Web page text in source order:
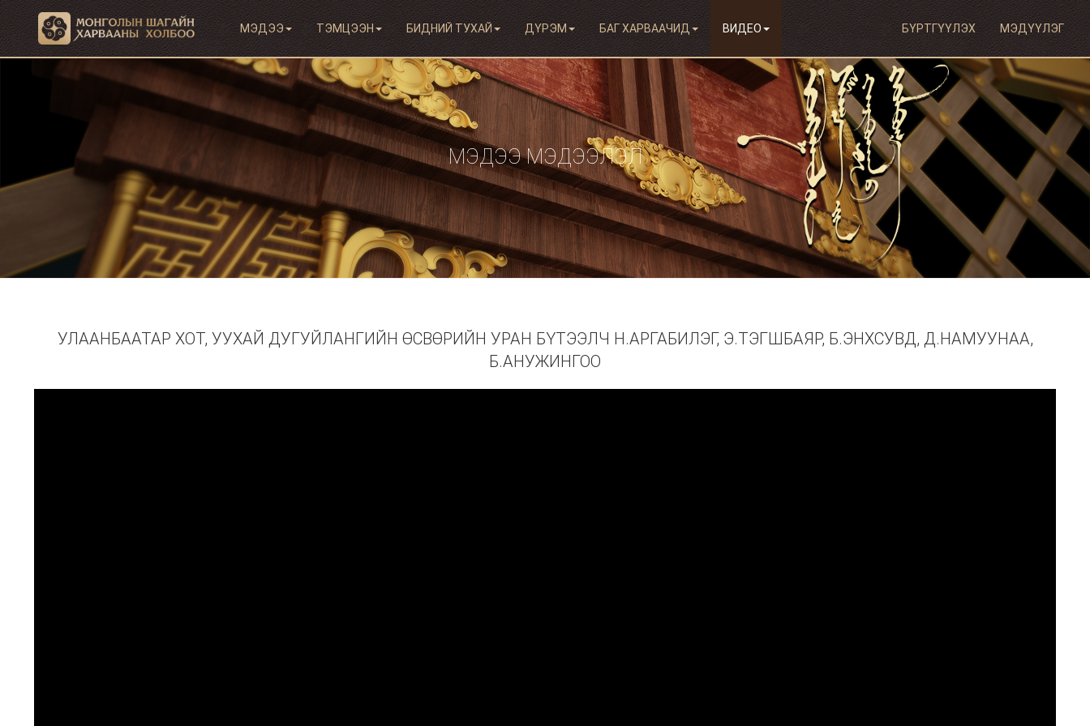
МЭДЭЭ ТЭМЦЭЭН БИДНИЙ ТУХАЙ ДҮРЭМ БАГ ХАРВААЧИД ВИДЕО БҮРТГҮҮЛЭХ МЭДҮҮЛЭГ
МЭДЭЭ МЭДЭЭЛЭЛ
УЛААНБААТАР ХОТ, УУХАЙ ДУГУЙЛАНГИЙН ӨСВӨРИЙН УРАН БҮТЭЭЛЧ Н.АРГАБИЛЭГ, Э.ТЭГШБАЯР, Б.ЭНХСУВД, Д.НАМУУНАА,
Б.АНУЖИНГОО